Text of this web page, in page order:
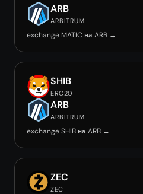
ARB
ARBITRUM
exchange MATIC на ARB →
SHIB
ERC20
ARB
ARBITRUM
exchange SHIB на ARB →
ZEC
ZEC